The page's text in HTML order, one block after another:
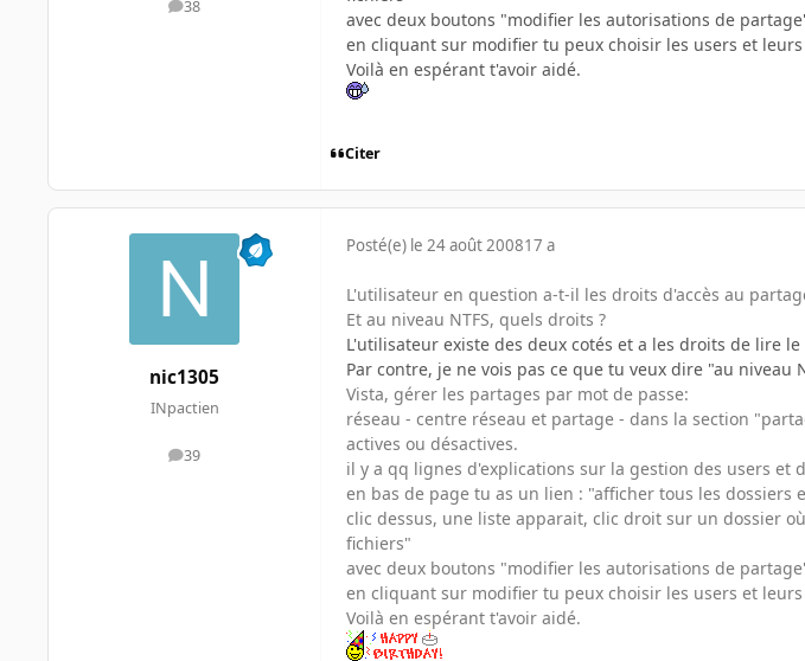
38
messages
avec deux boutons "modifier les autorisations de
en cliquant sur modifier tu peux choisir les users et leurs
Voilà en espérant t'avoir aidé.
Citer
nic1305
INpactien
39
messages
Posté(e) le 24 août 200817 a
L'utilisateur en question a-t-il les droits d'accès au
Et au niveau NTFS, quels droits ?
L'utilisateur existe des deux cotés et a les droits de lire
Par contre, je ne vois pas ce que tu veux dire "au niveau
Vista, gérer les partages par mot de passe:
réseau - centre réseau et partage - dans la section
actives ou désactives.
il y a qq lignes d'explications sur la gestion des users et
en bas de page tu as un lien : "afficher tous les dossiers
clic dessus, une liste apparait, clic droit sur un dossier
fichiers"
avec deux boutons "modifier les autorisations de
en cliquant sur modifier tu peux choisir les users et leurs
Voilà en espérant t'avoir aidé.